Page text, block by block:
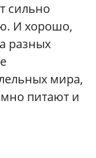
сильно
И хорошо,
разных
мира,
питают и